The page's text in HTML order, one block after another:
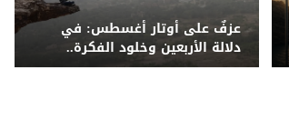
عزفٌ على أوتار أغسطس: في
دلالة الأربعين وخلود الفكرة..
"المؤتمر" حادي الميثاق ورافعة